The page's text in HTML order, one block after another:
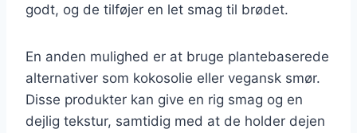
godt, og de tilføjer en let smag til brødet.
En anden mulighed er at bruge plantebaserede
alternativer som kokosolie eller vegansk smør.
Disse produkter kan give en rig smag og en
dejlig tekstur, samtidig med at de holder dejen